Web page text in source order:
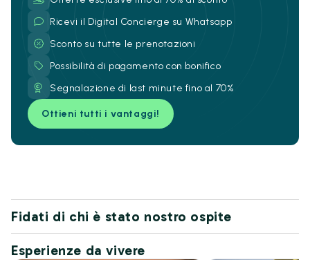
Ricevi il Digital Concierge su Whatsapp
Sconto su tutte le prenotazioni
Possibilità di pagamento con bonifico
Segnalazione di last minute fino al 70%
Ottieni tutti i vantaggi!
Fidati di chi è stato nostro ospite
Esperienze da vivere